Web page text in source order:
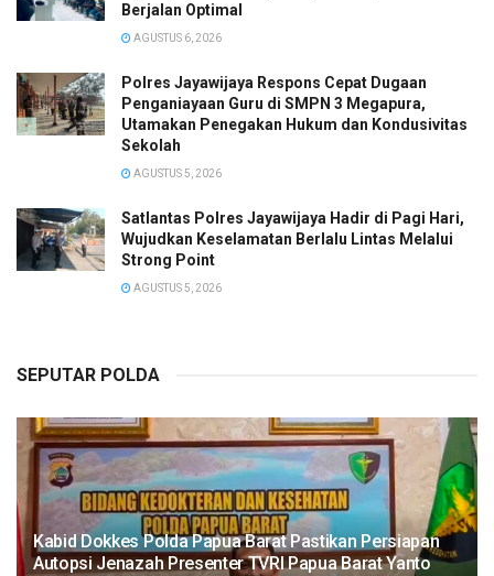
Berjalan Optimal
AGUSTUS 6, 2026
Polres Jayawijaya Respons Cepat Dugaan
Penganiayaan Guru di SMPN 3 Megapura,
Utamakan Penegakan Hukum dan Kondusivitas
Sekolah
AGUSTUS 5, 2026
Satlantas Polres Jayawijaya Hadir di Pagi Hari,
Wujudkan Keselamatan Berlalu Lintas Melalui
Strong Point
AGUSTUS 5, 2026
SEPUTAR POLDA
Kabid Dokkes Polda Papua Barat Pastikan Persiapan
Autopsi Jenazah Presenter TVRI Papua Barat Yanto